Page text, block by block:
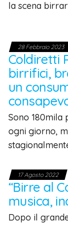
la scena
28 Febbraio 2023
Coldiretti
birrifici,
un
Sono 180mila
ogni giorno,
17 Agosto 2022
“Birre al
musica,
Dopo il